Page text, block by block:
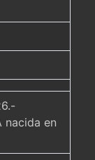
nacida en